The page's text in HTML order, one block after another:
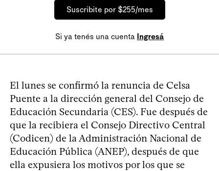
Suscribite por $255/mes
Si ya tenés una cuenta Ingresá
El lunes se confirmó la renuncia de Celsa
Puente a la dirección general del Consejo de
Educación Secundaria (CES). Fue después de
que la recibiera el Consejo Directivo Central
(Codicen) de la Administración Nacional de
Educación Pública (ANEP), después de que
ella expusiera los motivos por los que se